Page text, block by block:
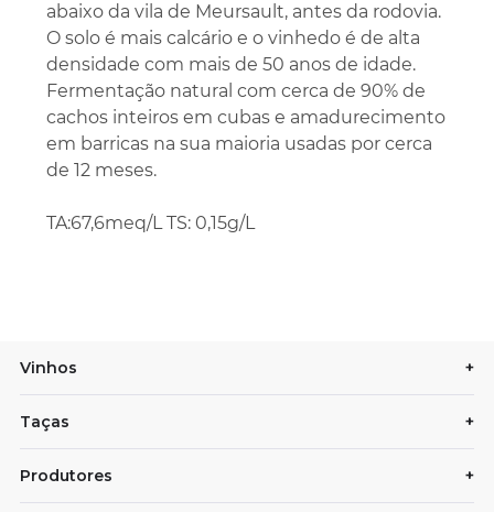
abaixo da vila de Meursault, antes da rodovia.
O solo é mais calcário e o vinhedo é de alta
densidade com mais de 50 anos de idade.
Fermentação natural com cerca de 90% de
cachos inteiros em cubas e amadurecimento
em barricas na sua maioria usadas por cerca
de 12 meses.
TA:67,6meq/L TS: 0,15g/L
Vinhos +
Taças +
Produtores +